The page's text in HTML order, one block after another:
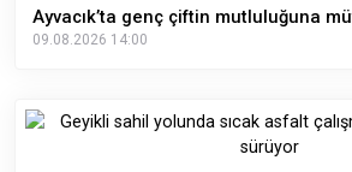
Ayvacık’ta genç çiftin mutluluğuna
09.08.2026 14:00